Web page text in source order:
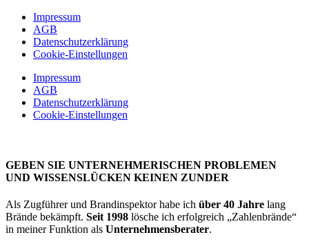
Impressum
AGB
Datenschutzerklärung
Cookie-Einstellungen
Impressum
AGB
Datenschutzerklärung
Cookie-Einstellungen
GEBEN SIE UNTERNEHMERISCHEN PROBLEMEN
UND WISSENSLÜCKEN KEINEN ZUNDER
Als Zugführer und Brandinspektor habe ich über 40 Jahre lang
Brände bekämpft. Seit 1998 lösche ich erfolgreich „Zahlenbrände“
in meiner Funktion als Unternehmensberater.